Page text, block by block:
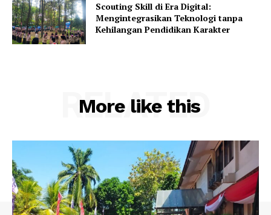
Scouting Skill di Era Digital:
Mengintegrasikan Teknologi tanpa
Kehilangan Pendidikan Karakter
More like this
RELATED